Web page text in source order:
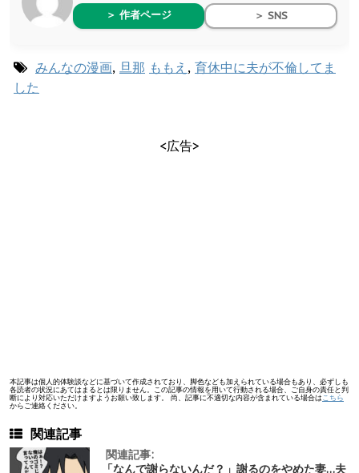
＞ 作者ページ ＞ SNS
みんなの漫画, 旦那 ももえ , 育休中に夫が不倫してま
した
<広告>
本記事は個人的体験談などに基づいて作成されており、脚色なども加えられている場合もあり、必ずしも
各読者の状況にあてはまるとは限りません。この記事の情報を用いて行動される場合、ご自身の責任と判
断により対応いただけますようお願い致します。 尚、記事に不適切な内容が含まれている場合は こちら
からご連絡ください。
関連記事
関連記事:
「なんで謝らないんだ？」謝るのをやめた妻…夫